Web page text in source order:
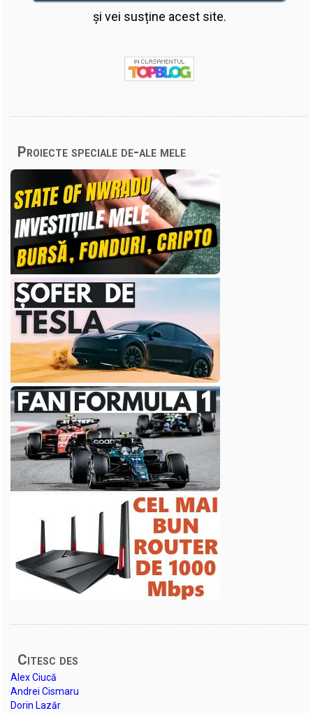
și vei susține acest site.
Proiecte speciale de-ale mele
Citesc des
Alex Ciucă
Andrei Cismaru
Dorin Lazăr